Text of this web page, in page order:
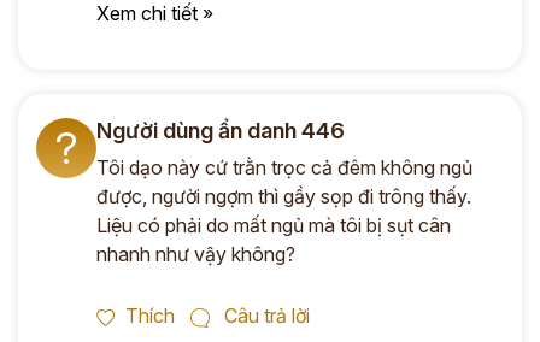
Xem chi tiết »
? Người dùng ẩn danh 446
Tôi dạo này cứ trằn trọc cả đêm không ngủ
được, người ngợm thì gầy sọp đi trông thấy.
Liệu có phải do mất ngủ mà tôi bị sụt cân
nhanh như vậy không?
Thích Câu trả lời